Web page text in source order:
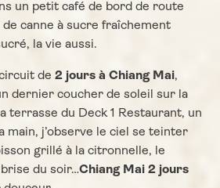
un petit café de bord de route
canne à sucre fraîchement
la vie aussi.
de 2 jours à Chiang Mai,
dernier coucher de soleil sur la
terrasse du Deck 1 Restaurant, un
main, j’observe le ciel se teinter
grillé à la citronnelle, le
brise du soir…Chiang Mai 2 jours